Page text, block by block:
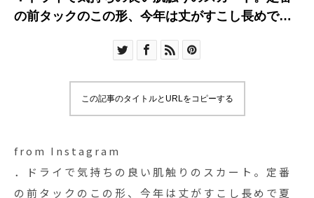
の前タックのこの形、今年は丈がすこし長めで夏
この記事のタイトルとURLをコピーする
from Instagram
．ドライで気持ちの良い肌触りのスカート。定番
の前タックのこの形、今年は丈がすこし長めで夏